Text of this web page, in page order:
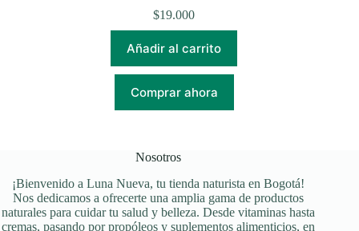
$19.000
Añadir al carrito
Comprar ahora
Nosotros
¡Bienvenido a Luna Nueva, tu tienda naturista en Bogotá!
Nos dedicamos a ofrecerte una amplia gama de productos
naturales para cuidar tu salud y belleza. Desde vitaminas hasta
cremas, pasando por propóleos y suplementos alimenticios, en